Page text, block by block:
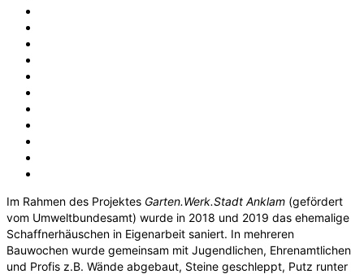
Im Rahmen des Projektes Garten.Werk.Stadt Anklam (gefördert
vom Umweltbundesamt) wurde in 2018 und 2019 das ehemalige
Schaffnerhäuschen in Eigenarbeit saniert. In mehreren
Bauwochen wurde gemeinsam mit Jugendlichen, Ehrenamtlichen
und Profis z.B. Wände abgebaut, Steine geschleppt, Putz runter